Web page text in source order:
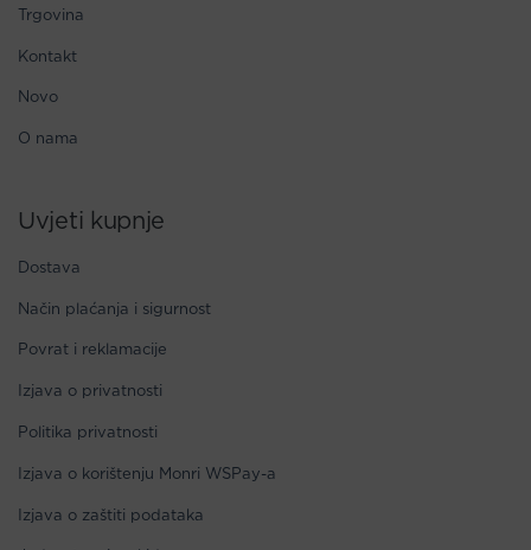
Trgovina
Kontakt
Novo
O nama
Uvjeti kupnje
Dostava
Način plaćanja i sigurnost
Povrat i reklamacije
Izjava o privatnosti
Politika privatnosti
Izjava o korištenju Monri WSPay-a
Izjava o zaštiti podataka